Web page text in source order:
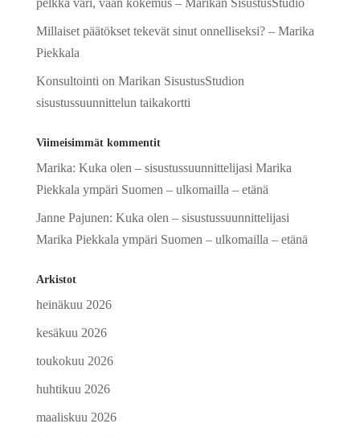
Millaiset päätökset tekevät sinut onnelliseksi? – Marika
Piekkala
Konsultointi on Marikan SisustusStudion
sisustussuunnittelun taikakortti
Viimeisimmät kommentit
Marika: Kuka olen – sisustussuunnittelijasi Marika
Piekkala ympäri Suomen – ulkomailla – etänä
Janne Pajunen: Kuka olen – sisustussuunnittelijasi
Marika Piekkala ympäri Suomen – ulkomailla – etänä
Arkistot
heinäkuu 2026
kesäkuu 2026
toukokuu 2026
huhtikuu 2026
maaliskuu 2026